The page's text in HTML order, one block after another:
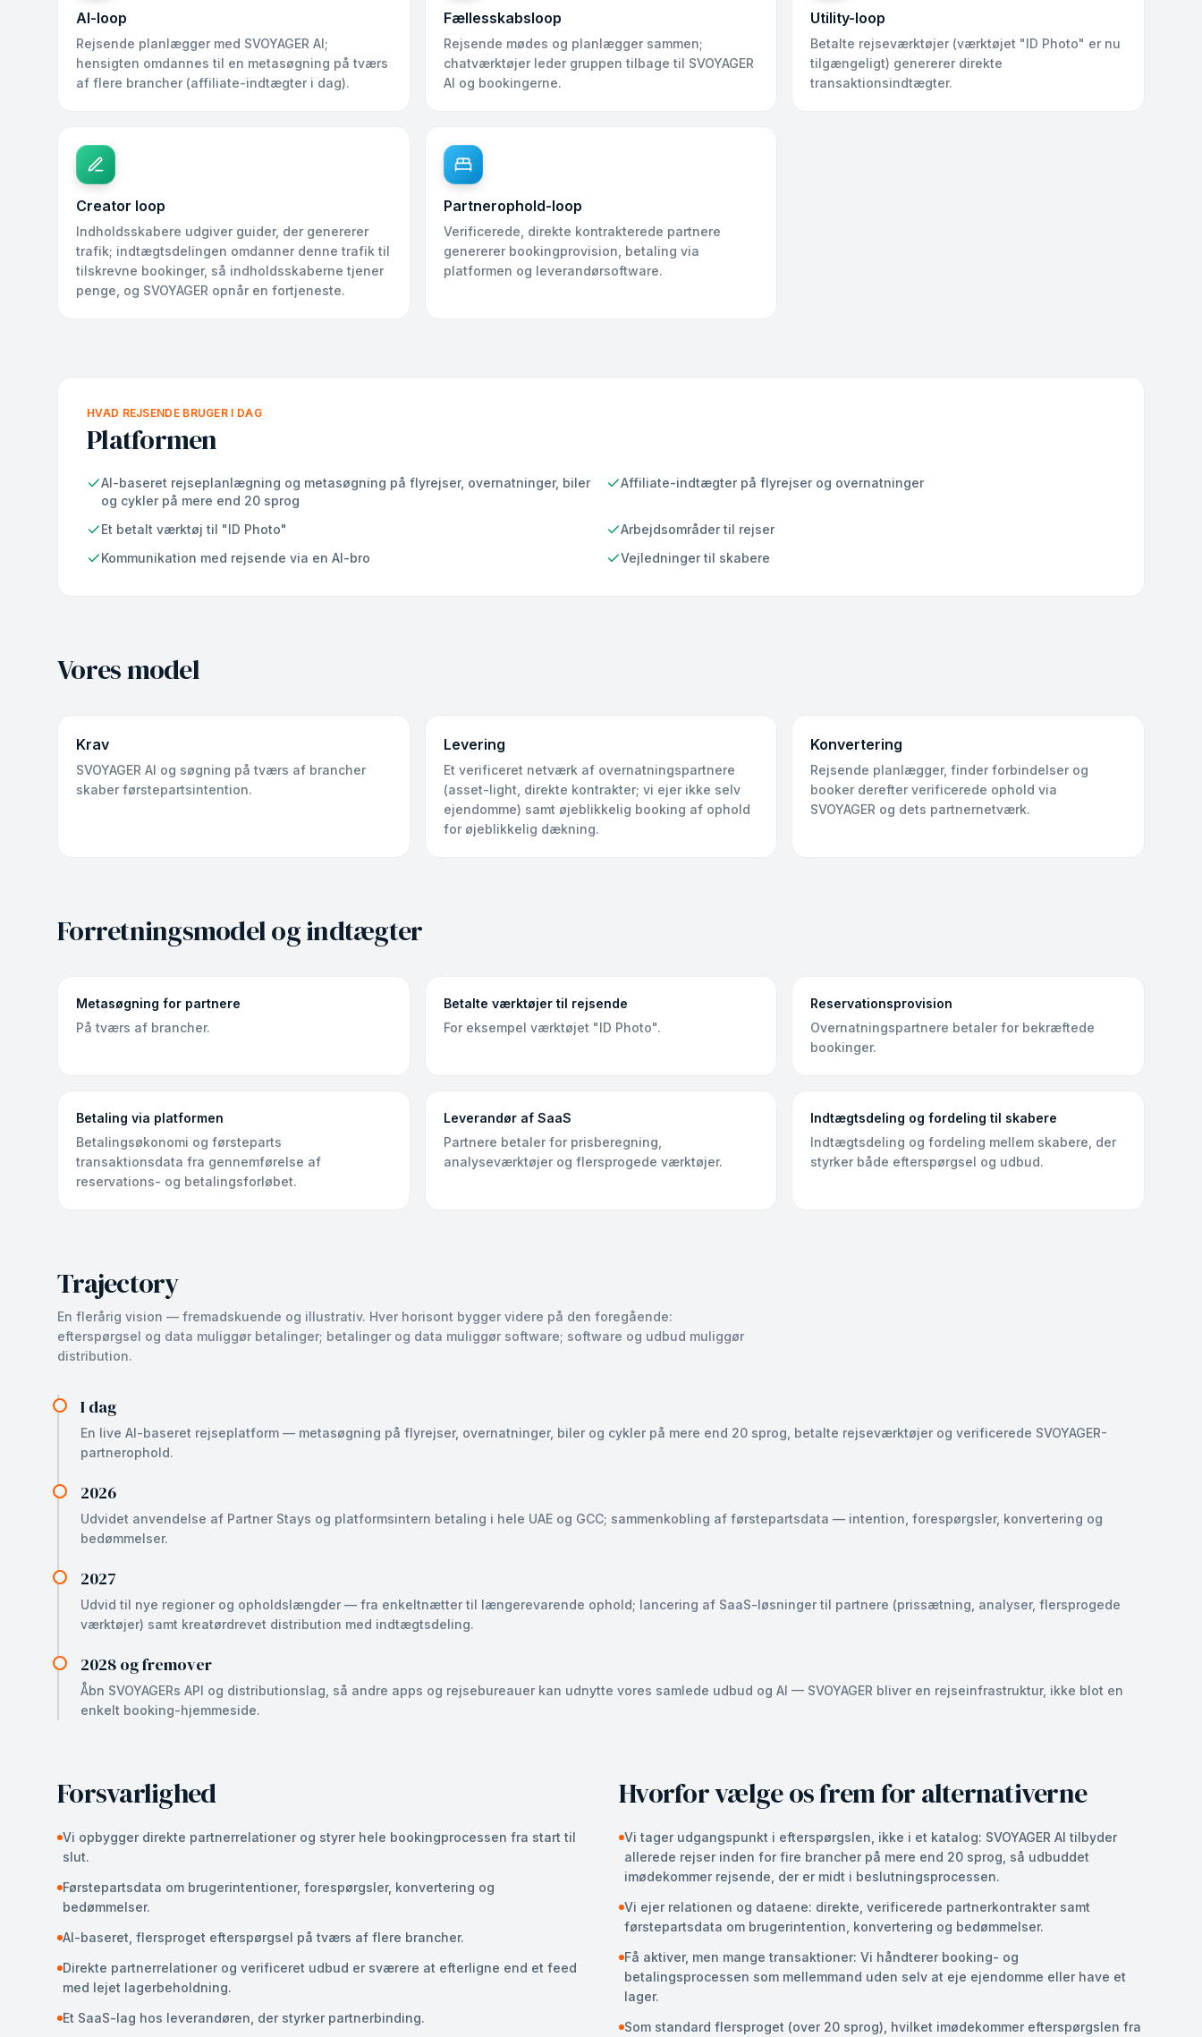
AI-loop
Rejsende planlægger med SVOYAGER AI;
hensigten omdannes til en metasøgning på tværs
af flere brancher (affiliate-indtægter i dag).
Fællesskabsloop
Rejsende mødes og planlægger sammen;
chatværktøjer leder gruppen tilbage til SVOYAGER
AI og bookingerne.
Utility-loop
Betalte rejseværktøjer (værktøjet "ID Photo" er nu
tilgængeligt) genererer direkte
transaktionsindtægter.
Creator loop
Indholdsskabere udgiver guider, der genererer
trafik; indtægtsdelingen omdanner denne trafik til
tilskrevne bookinger, så indholdsskaberne tjener
penge, og SVOYAGER opnår en fortjeneste.
Partnerophold-loop
Verificerede, direkte kontrakterede partnere
genererer bookingprovision, betaling via
platformen og leverandørsoftware.
HVAD REJSENDE BRUGER I DAG
Platformen
AI-baseret rejseplanlægning og metasøgning på flyrejser, overnatninger, biler
og cykler på mere end 20 sprog
Affiliate-indtægter på flyrejser og overnatninger
Et betalt værktøj til "ID Photo"
Arbejdsområder til rejser
Kommunikation med rejsende via en AI-bro
Vejledninger til skabere
Vores model
Krav
SVOYAGER AI og søgning på tværs af brancher
skaber førstepartsintention.
Levering
Et verificeret netværk af overnatningspartnere
(asset-light, direkte kontrakter; vi ejer ikke selv
ejendomme) samt øjeblikkelig booking af ophold
for øjeblikkelig dækning.
Konvertering
Rejsende planlægger, finder forbindelser og
booker derefter verificerede ophold via
SVOYAGER og dets partnernetværk.
Forretningsmodel og indtægter
Metasøgning for partnere
På tværs af brancher.
Betalte værktøjer til rejsende
For eksempel værktøjet "ID Photo".
Reservationsprovision
Overnatningspartnere betaler for bekræftede
bookinger.
Betaling via platformen
Betalingsøkonomi og førsteparts
transaktionsdata fra gennemførelse af
reservations- og betalingsforløbet.
Leverandør af SaaS
Partnere betaler for prisberegning,
analyseværktøjer og flersprogede værktøjer.
Indtægtsdeling og fordeling til skabere
Indtægtsdeling og fordeling mellem skabere, der
styrker både efterspørgsel og udbud.
Trajectory
En flerårig vision — fremadskuende og illustrativ. Hver horisont bygger videre på den foregående:
efterspørgsel og data muliggør betalinger; betalinger og data muliggør software; software og udbud muliggør
distribution.
I dag
En live AI-baseret rejseplatform — metasøgning på flyrejser, overnatninger, biler og cykler på mere end 20 sprog, betalte rejseværktøjer og verificerede SVOYAGER-
partnerophold.
2026
Udvidet anvendelse af Partner Stays og platformsintern betaling i hele UAE og GCC; sammenkobling af førstepartsdata — intention, forespørgsler, konvertering og
bedømmelser.
2027
Udvid til nye regioner og opholdslængder — fra enkeltnætter til længerevarende ophold; lancering af SaaS-løsninger til partnere (prissætning, analyser, flersprogede
værktøjer) samt kreatørdrevet distribution med indtægtsdeling.
2028 og fremover
Åbn SVOYAGERs API og distributionslag, så andre apps og rejsebureauer kan udnytte vores samlede udbud og AI — SVOYAGER bliver en rejseinfrastruktur, ikke blot en
enkelt booking-hjemmeside.
Forsvarlighed
Vi opbygger direkte partnerrelationer og styrer hele bookingprocessen fra start til
slut.
Førstepartsdata om brugerintentioner, forespørgsler, konvertering og
bedømmelser.
AI-baseret, flersproget efterspørgsel på tværs af flere brancher.
Direkte partnerrelationer og verificeret udbud er sværere at efterligne end et feed
med lejet lagerbeholdning.
Et SaaS-lag hos leverandøren, der styrker partnerbinding.
Hvorfor vælge os frem for alternativerne
Vi tager udgangspunkt i efterspørgslen, ikke i et katalog: SVOYAGER AI tilbyder
allerede rejser inden for fire brancher på mere end 20 sprog, så udbuddet
imødekommer rejsende, der er midt i beslutningsprocessen.
Vi ejer relationen og dataene: direkte, verificerede partnerkontrakter samt
førstepartsdata om brugerintention, konvertering og bedømmelser.
Få aktiver, men mange transaktioner: Vi håndterer booking- og
betalingsprocessen som mellemmand uden selv at eje ejendomme eller have et
lager.
Som standard flersproget (over 20 sprog), hvilket imødekommer efterspørgslen fra